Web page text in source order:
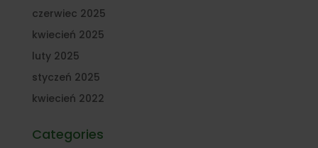
czerwiec 2025
kwiecień 2025
luty 2025
styczeń 2025
kwiecień 2022
Categories